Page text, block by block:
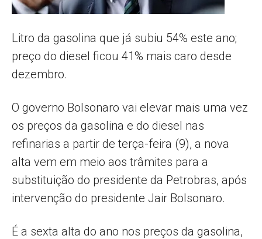
Litro da gasolina que já subiu 54% este ano;
preço do diesel ficou 41% mais caro desde
dezembro.
O governo Bolsonaro vai elevar mais uma vez
os preços da gasolina e do diesel nas
refinarias a partir de terça-feira (9), a nova
alta vem em meio aos trâmites para a
substituição do presidente da Petrobras, após
intervenção do presidente Jair Bolsonaro.
É a sexta alta do ano nos preços da gasolina,